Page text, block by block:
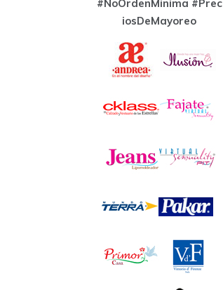
#NoOrdenMinima #Prec
iosDeMayoreo